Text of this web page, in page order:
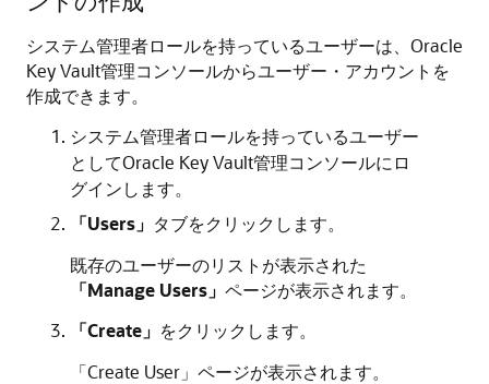
システム管理者ロールを持っているユーザーは、Oracle
Key Vault管理コンソールからユーザー・アカウントを
作成できます。
システム管理者ロールを持っているユーザー
としてOracle Key Vault管理コンソールにロ
グインします。
「Users」 タブをクリックします。
既存のユーザーのリストが表示された
「Manage Users」 ページが表示されます。
「Create」 をクリックします。
「Create User」ページが表示されます。